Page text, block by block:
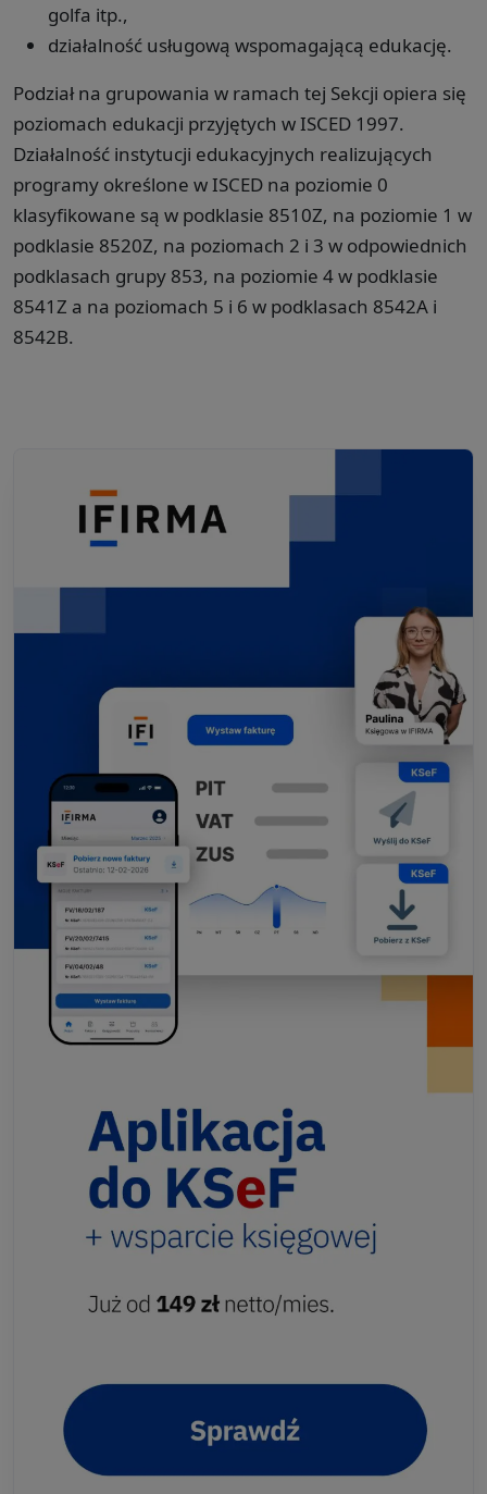
golfa itp.,
działalność usługową wspomagającą edukację.
Podział na grupowania w ramach tej Sekcji opiera się
poziomach edukacji przyjętych w ISCED 1997.
Działalność instytucji edukacyjnych realizujących
programy określone w ISCED na poziomie 0
klasyfikowane są w podklasie 8510Z, na poziomie 1 w
podklasie 8520Z, na poziomach 2 i 3 w odpowiednich
podklasach grupy 853, na poziomie 4 w podklasie
8541Z a na poziomach 5 i 6 w podklasach 8542A i
8542B.